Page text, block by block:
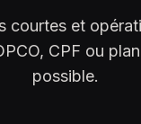
courtes et
CPF ou
possible.